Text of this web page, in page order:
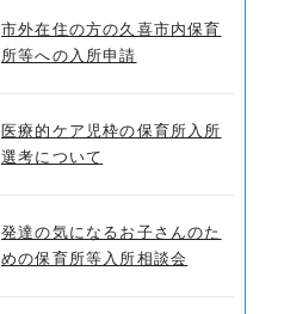
市外在住の方の久喜市内保育
所等への入所申請
医療的ケア児枠の保育所入所
選考について
発達の気になるお子さんのた
めの保育所等入所相談会